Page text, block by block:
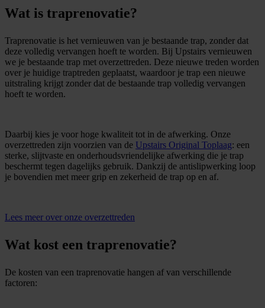
Wat is traprenovatie?
Traprenovatie is het vernieuwen van je bestaande trap, zonder dat
deze volledig vervangen hoeft te worden. Bij Upstairs vernieuwen
we je bestaande trap met overzettreden. Deze nieuwe treden worden
over je huidige traptreden geplaatst, waardoor je trap een nieuwe
uitstraling krijgt zonder dat de bestaande trap volledig vervangen
hoeft te worden.
Daarbij kies je voor hoge kwaliteit tot in de afwerking. Onze
overzettreden zijn voorzien van de Upstairs Original Toplaag: een
sterke, slijtvaste en onderhoudsvriendelijke afwerking die je trap
beschermt tegen dagelijks gebruik. Dankzij de antislipwerking loop
je bovendien met meer grip en zekerheid de trap op en af.
Lees meer over onze overzettreden
Wat kost een traprenovatie?
De kosten van een traprenovatie hangen af van verschillende
factoren: